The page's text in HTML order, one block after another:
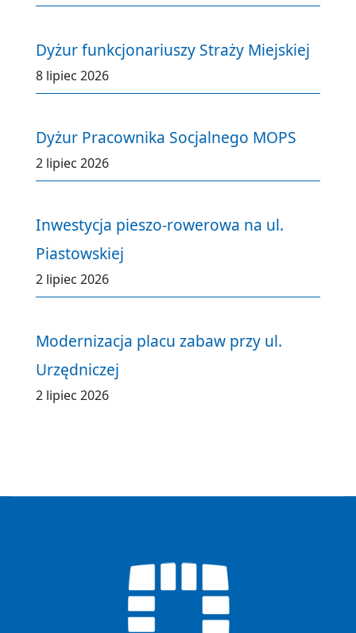
Dyżur funkcjonariuszy Straży Miejskiej
8 lipiec 2026
Dyżur Pracownika Socjalnego MOPS
2 lipiec 2026
Inwestycja pieszo-rowerowa na ul.
Piastowskiej
2 lipiec 2026
Modernizacja placu zabaw przy ul.
Urzędniczej
2 lipiec 2026